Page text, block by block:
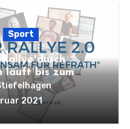
Sport
durch
läuft bis zum
2021